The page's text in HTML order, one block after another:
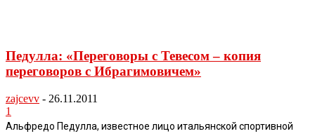
Педулла: «Переговоры с Тевесом – копия
переговоров с Ибрагимовичем»
zajcevv - 26.11.2011
1
Альфредо Педулла, известное лицо итальянской спортивной